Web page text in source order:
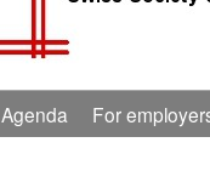
Agenda For